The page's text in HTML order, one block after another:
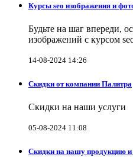
Курсы seo изображения и
Будьте на шаг впереди,
изображений с курсом
14-08-2024 14:26
Скидки от компании Палитра
Скидки на наши услуги
05-08-2024 11:08
Скидки на нашу продукцию и